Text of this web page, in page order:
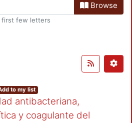
Browse
first few letters
to my list
antibacteriana,
y coagulante del